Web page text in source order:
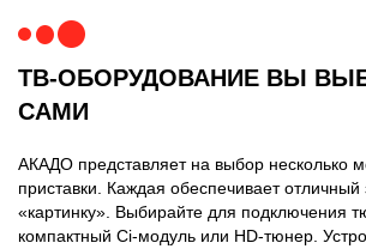
ТВ-ОБОРУДОВАНИЕ ВЫ
САМИ
АКАДО представляет на выбор несколько
приставки. Каждая обеспечивает отличный
«картинку». Выбирайте для подключения
компактный Ci-модуль или HD-тюнер.